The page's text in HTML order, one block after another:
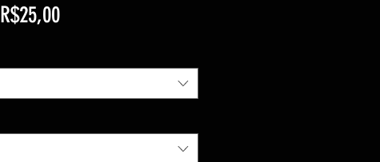
R$25,00Preço